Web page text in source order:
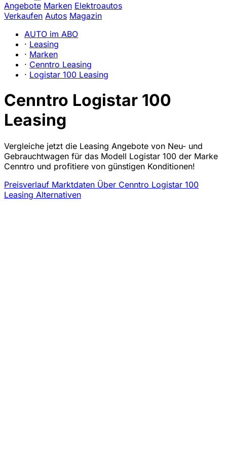
Angebote Marken Elektroautos
Verkaufen Autos Magazin
AUTO im ABO
· Leasing
· Marken
· Cenntro Leasing
· Logistar 100 Leasing
Cenntro Logistar 100
Leasing
Vergleiche jetzt die Leasing Angebote von Neu- und
Gebrauchtwagen für das Modell Logistar 100 der Marke
Cenntro und profitiere von günstigen Konditionen!
Preisverlauf Marktdaten Über Cenntro Logistar 100
Leasing Alternativen